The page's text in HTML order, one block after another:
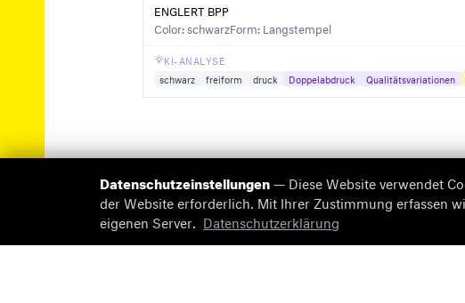
ENGLERT BPP
Color: schwarzForm: Langstempel
KI-ANALYSE
schwarz
freiform druck Doppelabdruck Qualitätsvariationen
© 2026 briefmarken-pruefer.de
Datenschutzeinstellungen— Diese Website verwendet
der Website erforderlich. Mit Ihrer Zustimmung erfassen
eigenen Server.
Datenschutzerklärung